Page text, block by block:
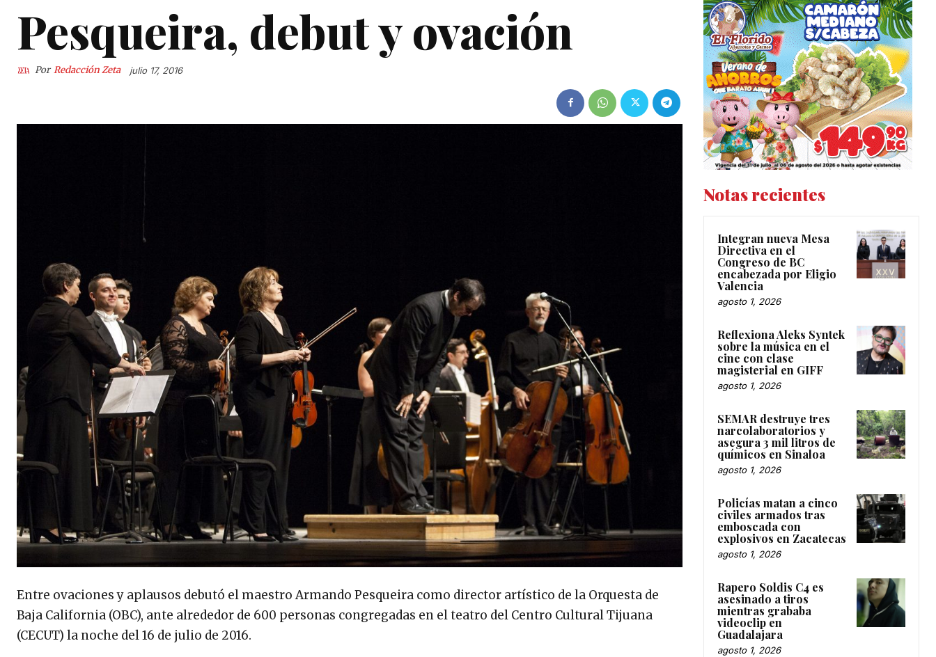
Pesqueira, debut y ovación
Por Redacción Zeta julio 17, 2016
Entre ovaciones y aplausos debutó el maestro Armando Pesqueira como director artístico de la Orquesta de
Baja California (OBC), ante alrededor de 600 personas congregadas en el teatro del Centro Cultural Tijuana
(CECUT) la noche del 16 de julio de 2016.
Notas recientes
Integran nueva Mesa
Directiva en el
Congreso de BC
encabezada por Eligio
Valencia
agosto 1, 2026
Reflexiona Aleks Syntek
sobre la música en el
cine con clase
magisterial en GIFF
agosto 1, 2026
SEMAR destruye tres
narcolaboratorios y
asegura 3 mil litros de
químicos en Sinaloa
agosto 1, 2026
Policías matan a cinco
civiles armados tras
emboscada con
explosivos en Zacatecas
agosto 1, 2026
Rapero Soldis C4 es
asesinado a tiros
mientras grababa
videoclip en
Guadalajara
agosto 1, 2026